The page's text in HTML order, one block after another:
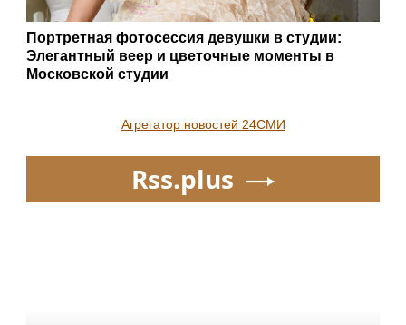
Портретная фотосессия девушки в студии:
Элегантный веер и цветочные моменты в
Московской студии
Агрегатор новостей 24СМИ
Rss.plus